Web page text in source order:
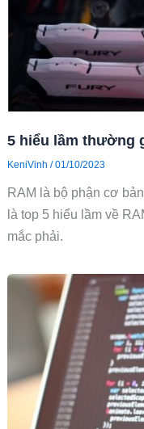
5 hiểu lầm thường
KeniVinh /01/10/2023
RAM là bộ phận cơ
là top 5 hiểu lầm về
mắc phải.